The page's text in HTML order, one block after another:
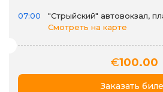
07:00
"Стрыйский" автовокзал,
Смотреть на карте
€100.00
Заказать